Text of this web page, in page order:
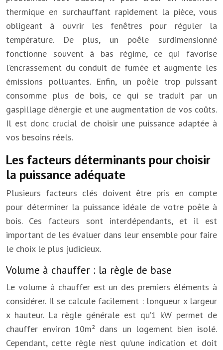
thermique en surchauffant rapidement la pièce, vous
obligeant à ouvrir les fenêtres pour réguler la
température. De plus, un poêle surdimensionné
fonctionne souvent à bas régime, ce qui favorise
l’encrassement du conduit de fumée et augmente les
émissions polluantes. Enfin, un poêle trop puissant
consomme plus de bois, ce qui se traduit par un
gaspillage d’énergie et une augmentation de vos coûts.
Il est donc crucial de choisir une puissance adaptée à
vos besoins réels.
Les facteurs déterminants pour choisir
la puissance adéquate
Plusieurs facteurs clés doivent être pris en compte
pour déterminer la puissance idéale de votre poêle à
bois. Ces facteurs sont interdépendants, et il est
important de les évaluer dans leur ensemble pour faire
le choix le plus judicieux.
Volume à chauffer : la règle de base
Le volume à chauffer est un des premiers éléments à
considérer. Il se calcule facilement : longueur x largeur
x hauteur. La règle générale est qu’1 kW permet de
chauffer environ 10m² dans un logement bien isolé.
Cependant, cette règle n’est qu’une indication et doit